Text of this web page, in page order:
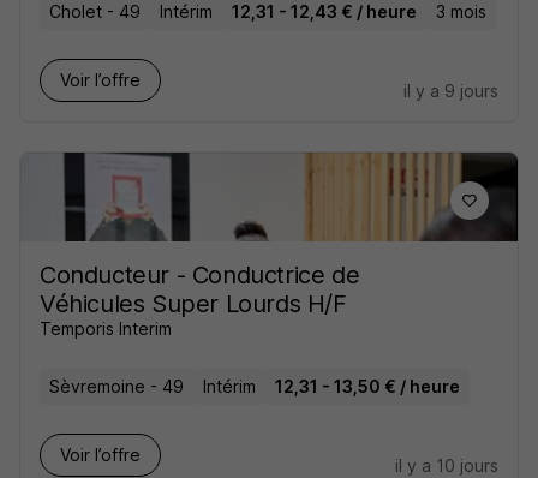
Cholet - 49 Intérim 12,31 - 12,43 € / heure 3 mois
Voir l’offre
il y a 9 jours
Conducteur - Conductrice de
Véhicules Super Lourds H/F
Temporis Interim
Sèvremoine - 49 Intérim 12,31 - 13,50 € / heure
Voir l’offre
il y a 10 jours